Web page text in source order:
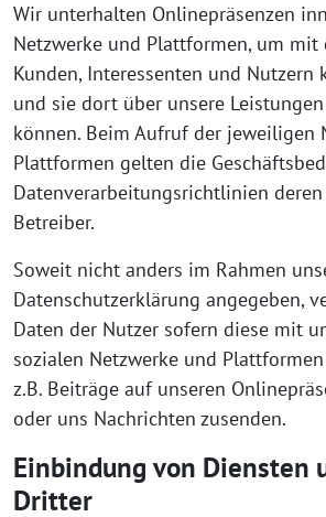
Wir unterhalten Onlinepräsenzen
Netzwerke und Plattformen, um
Kunden, Interessenten und Nutzern
und sie dort über unsere
können. Beim Aufruf der jeweiligen
Plattformen gelten die
Datenverarbeitungsrichtlinien
Betreiber.
Soweit nicht anders im Rahmen
Datenschutzerklärung angegeben,
Daten der Nutzer sofern diese mit
sozialen Netzwerke und
z.B. Beiträge auf unseren
oder uns Nachrichten zusenden.
Einbindung von Diensten
Dritter